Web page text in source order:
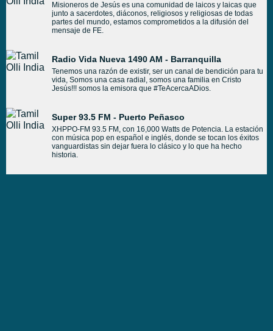
Misioneros de Jesús es una comunidad de laicos y laicas que
junto a sacerdotes, diáconos, religiosos y religiosas de todas
partes del mundo, estamos comprometidos a la difusión del
mensaje de FE.
Radio Vida Nueva 1490 AM - Barranquilla
Tenemos una razón de existir, ser un canal de bendición para tu
vida, Somos una casa radial, somos una familia en Cristo
Jesús!!! somos la emisora que #TeAcercaADios.
Super 93.5 FM - Puerto Peñasco
XHPPO-FM 93.5 FM, con 16,000 Watts de Potencia. La estación
con música pop en español e inglés, donde se tocan los éxitos
vanguardistas sin dejar fuera lo clásico y lo que ha hecho
historia.